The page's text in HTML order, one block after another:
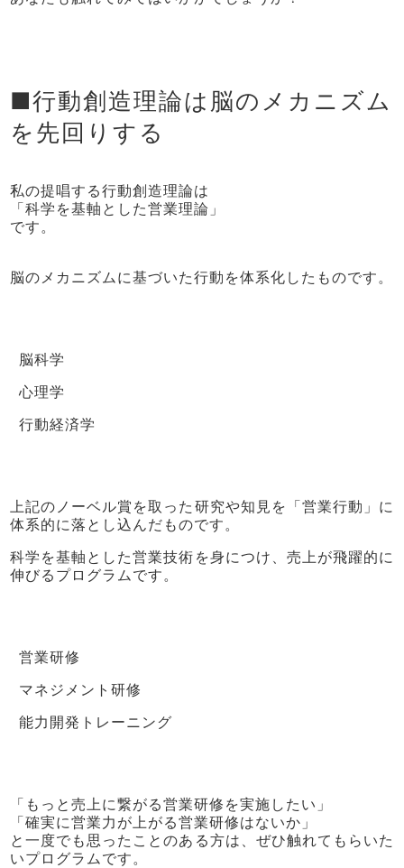
■行動創造理論は脳のメカニズム
を先回りする
私の提唱する行動創造理論は
「科学を基軸とした営業理論」
です。
脳のメカニズムに基づいた行動を体系化したものです。
脳科学
心理学
行動経済学
上記のノーベル賞を取った研究や知見を「営業行動」に
体系的に落とし込んだものです。
科学を基軸とした営業技術を身につけ、売上が飛躍的に
伸びるプログラムです。
営業研修
マネジメント研修
能力開発トレーニング
「もっと売上に繋がる営業研修を実施したい」
「確実に営業力が上がる営業研修はないか」
と一度でも思ったことのある方は、ぜひ触れてもらいた
いプログラムです。